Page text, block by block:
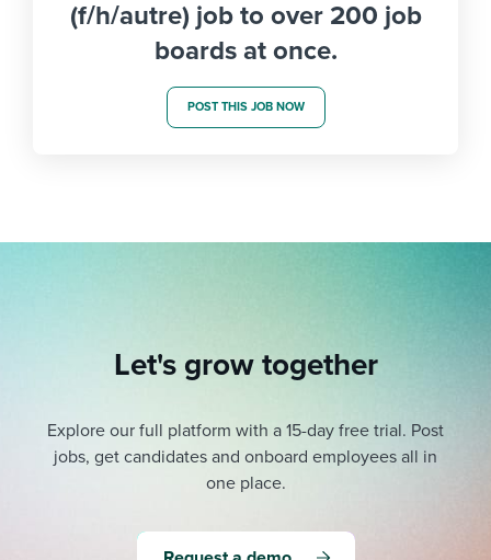
(f/h/autre) job to over 200 job
boards at once.
POST THIS JOB NOW
Let's grow together
Explore our full platform with a 15-day free trial. Post
jobs, get candidates and onboard employees all in
one place.